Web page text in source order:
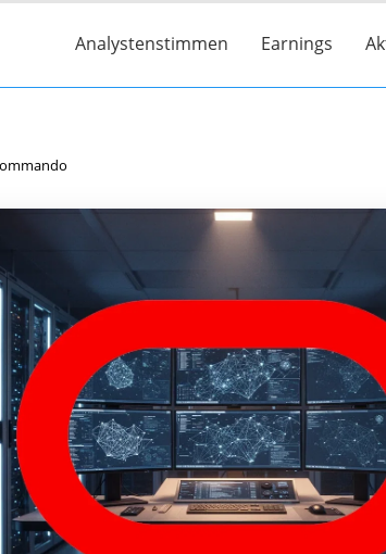
Analystenstimmen Earnings